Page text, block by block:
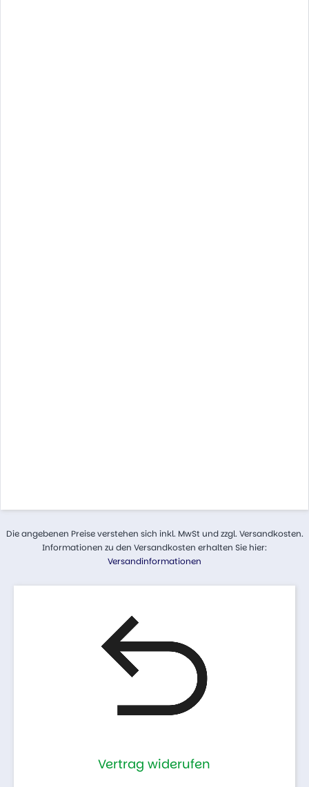
Die angebenen Preise verstehen sich inkl. MwSt und zzgl. Versandkosten.
Informationen zu den Versandkosten erhalten Sie hier:
Versandinformationen
Vertrag widerufen